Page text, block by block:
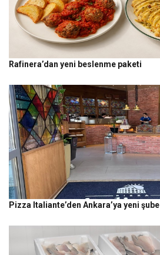
Rafinera’dan yeni beslenme paketi
Pizza Italiante’den Ankara’ya yeni şube